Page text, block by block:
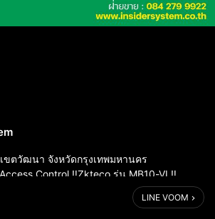
ตวัฒนา จังหวัดกรุงเทพมหานคร
Control ‼Zkteco รุ่น MB10-VL‼
Animal Protection Thailand
LINE VOOM